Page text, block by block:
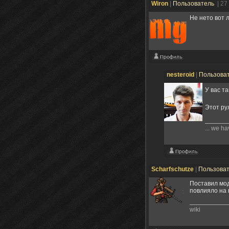
Wiron Пользователь
|
Не нето вот
nesteroid
У вас
Этот
... we
Scharfschutze
Поставил
повлияло на
wiki